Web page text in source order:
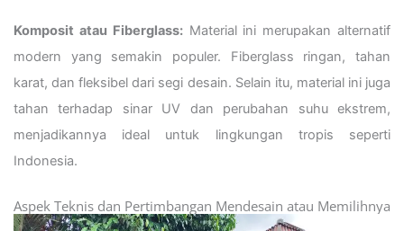
Komposit atau Fiberglass:Material ini merupakan alternatif
modern yang semakin populer. Fiberglass ringan, tahan
karat, dan fleksibel dari segi desain. Selain itu, material ini juga
tahan terhadap sinar UV dan perubahan suhu ekstrem,
menjadikannya ideal untuk lingkungan tropis seperti
Indonesia.
Aspek Teknis dan Pertimbangan Mendesain atau Memilihnya